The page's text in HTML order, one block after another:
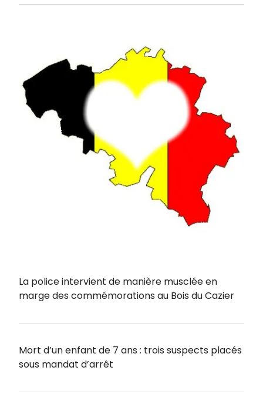
La police intervient de manière musclée en
marge des commémorations au Bois du Cazier
Mort d’un enfant de 7 ans : trois suspects placés
sous mandat d’arrêt